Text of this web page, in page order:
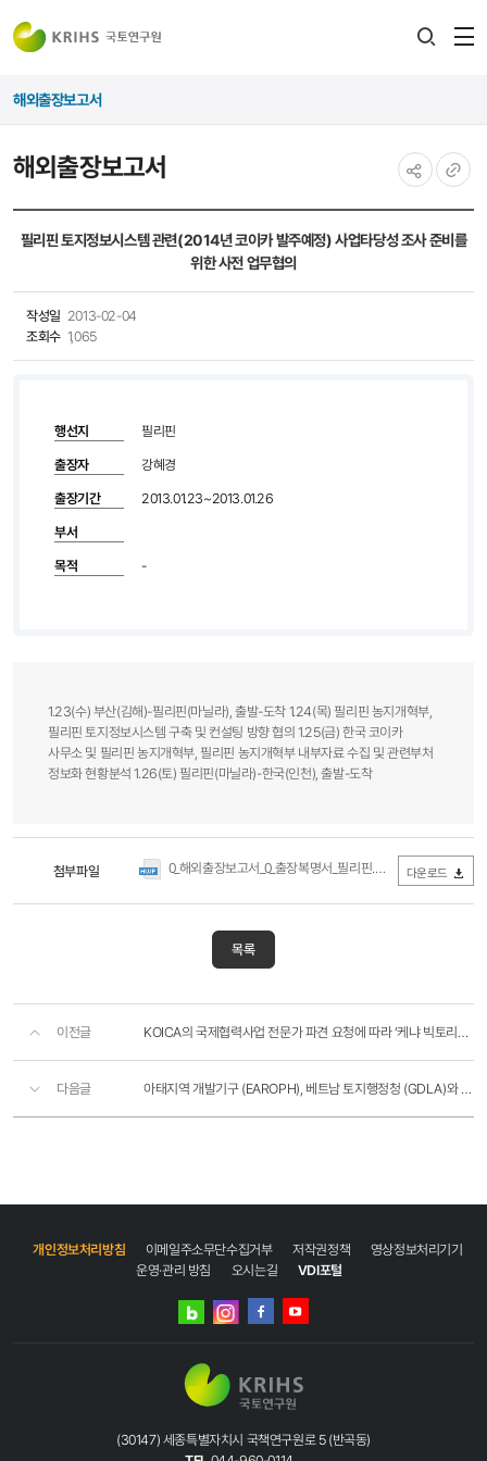
해외출장보고서
해외출장보고서
복사
필리핀 토지정보시스템 관련(2014년 코이카 발주예정) 사업타당성 조사 준비를
위한 사전 업무협의
작성일 2013-02-04
조회수 1,065
행선지 필리핀
출장자 강혜경
출장기간 2013.01.23~2013.01.26
부서
목적 -
1.23(수) 부산(김해)-필리핀(마닐라), 출발-도착 1.24(목) 필리핀 농지개혁부,
필리핀 토지정보시스템 구축 및 컨설팅 방향 협의 1.25(금) 한국 코이카
사무소 및 필리핀 농지개혁부, 필리핀 농지개혁부 내부자료 수집 및 관련부처
정보화 현황분석 1.26(토) 필리핀(마닐라)-한국(인천), 출발-도착
첨부파일 0_해외출장보고서_0_출장복명서_필리핀.hwp (0Byte / 다운로드
다운로드
목록
이전글 KOICA의 국제협력사업 전문가 파견 요청에 따라 ‘케냐 빅토리아 호수지역 개발 마스터플랜 수립사업’의 추..
다음글 아태지역 개발기구 (EAROPH), 베트남 토지행정청 (GDLA)와 상호협력강화를 위한 MoU 체결
개인정보처리방침 이메일주소무단수집거부 저작권정책
영상정보처리기기
운영·관리 방침
오시는길 VDI포털
네이버
인스타그램
(30147) 세종특별자치시 국책연구원로 5 (반곡동)